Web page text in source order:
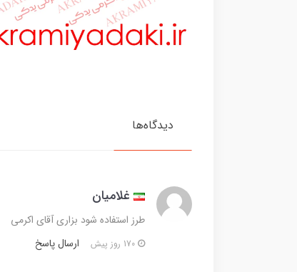
دیدگاه‌ها
غلامیان
طرز استفاده شود بزاری آقای اکرمی
ارسال پاسخ